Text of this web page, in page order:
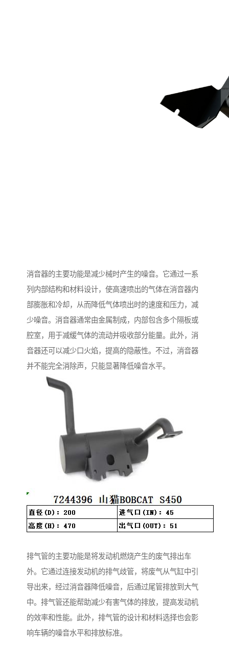
消音器的主要功能是减少械时产生的噪音。它通过一系
列内部结构和材料设计，使高速喷出的气体在消音器内
部膨胀和冷却，从而降低气体喷出时的速度和压力，减
少噪音。消音器通常由金属制成，内部包含多个隔板或
腔室，用于减缓气体的流动并吸收部分能量。此外，消
音器还可以减少口火焰，提高的隐蔽性。不过，消音器
并不能完全消除声，只能显著降低噪音水平。
排气管的主要功能是将发动机燃烧产生的废气排出车
外。它通过连接发动机的排气歧管，将废气从气缸中引
导出来，经过消音器降低噪音，后通过尾管排放到大气
中。排气管还能帮助减少有害气体的排放，提高发动机
的效率和性能。此外，排气管的设计和材料选择也会影
响车辆的噪音水平和排放标准。